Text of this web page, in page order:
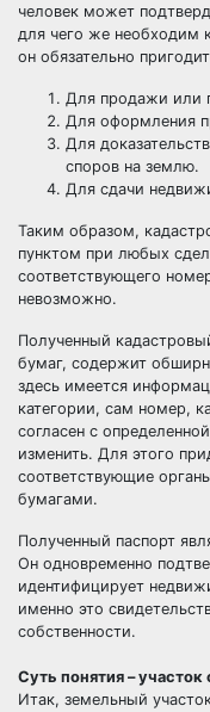
человек может
для чего же необходим
он обязательно
Для продажи или
Для оформления
Для
споров на землю.
Для сдачи
Таким образом,
пунктом при любых
соответствующего
невозможно.
Полученный
бумаг, содержит
здесь имеется
категории, сам номер,
согласен с
изменить. Для этого
соответствующие
бумагами.
Полученный паспорт
Он одновременно
идентифицирует
именно это
собственности.
Суть понятия –
Итак, земельный